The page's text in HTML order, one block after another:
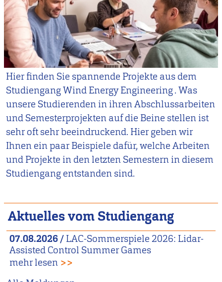
Hier finden Sie spannende Projekte aus dem
Studiengang Wind Energy Engineering . Was
unsere Studierenden in ihren Abschlussarbeiten
und Semesterprojekten auf die Beine stellen ist
sehr oft sehr beeindruckend. Hier geben wir
Ihnen ein paar Beispiele dafür, welche Arbeiten
und Projekte in den letzten Semestern in diesem
Studiengang entstanden sind.
Aktuelles vom Studiengang
07.08.2026/ LAC-Sommerspiele 2026: Lidar-
Assisted Control Summer Games
mehr lesen >>